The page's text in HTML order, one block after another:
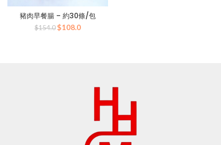
豬肉早餐腸 – 約30條/包
$154.0原
$108.0目